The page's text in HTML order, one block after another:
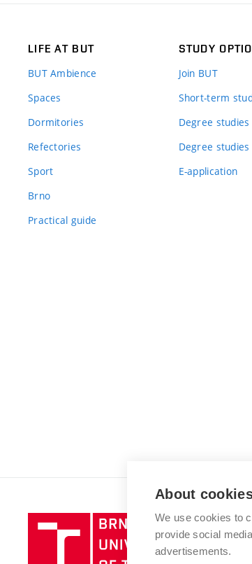
LIFE AT BUT
BUT Ambience
Spaces
Dormitories
Refectories
Sport
Brno
Practical guide
STUDY
Join BUT
Short-term
Degree studies
Degree studies
E-application
Brno
of
About
We use cookies to
provide social
advertisements.